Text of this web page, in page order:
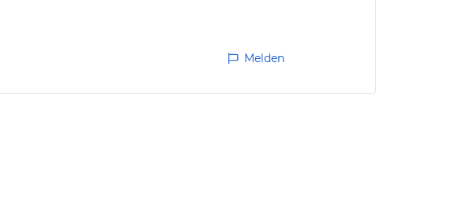
Melden